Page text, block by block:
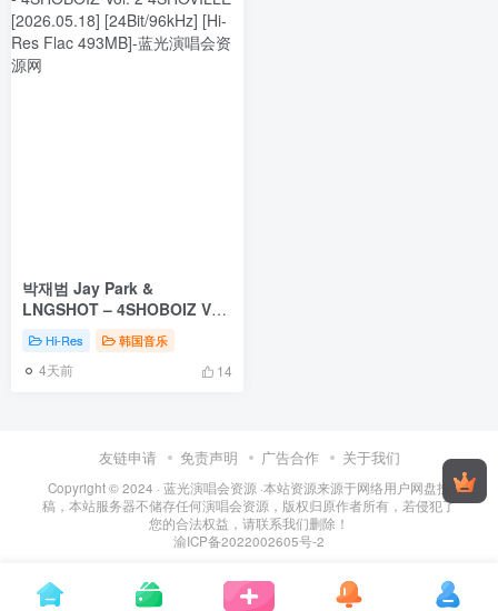
박재범 Jay Park &
LNGSHOT – 4SHOBOIZ Vol.
2 4SHOVILLE [2026.05.18]
[24Bit/96kHz] [Hi-Res Flac
493MB]
Hi-Res 韩国音乐
4天前 14
友链申请 免责声明 广告合作 关于我们
Copyright © 2024 · 蓝光演唱会资源 ·本站资源来源于网络用户网盘投
稿，本站服务器不储存任何演唱会资源，版权归原作者所有，若侵犯了
您的合法权益，请联系我们删除！
渝ICP备2022002605号-2